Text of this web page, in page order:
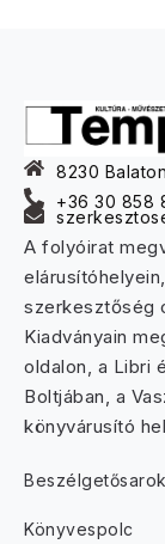
8230
+36 30 858
A folyóirat
szerkesztőség
Kiadványain
oldalon, a Libri
Boltjában, a
könyvárusító
Beszélgetősarok
Könyvespolc